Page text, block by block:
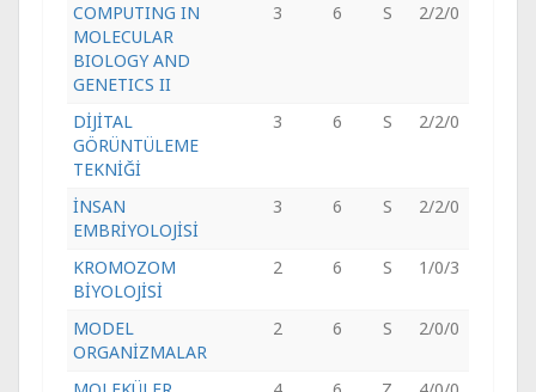
COMPUTING IN
MOLECULAR
BIOLOGY AND
GENETICS II
3 6 S 2/2/0
DİJİTAL
GÖRÜNTÜLEME
TEKNİĞİ
3 6 S 2/2/0
İNSAN
EMBRİYOLOJİSİ
3 6 S 2/2/0
KROMOZOM
BİYOLOJİSİ
2 6 S 1/0/3
MODEL
ORGANİZMALAR
2 6 S 2/0/0